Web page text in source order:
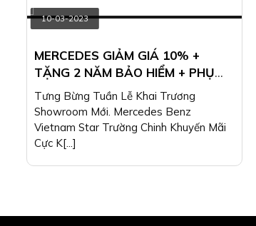
MERCEDES GIẢM GIÁ 10% +
TẶNG 2 NĂM BẢO HIỂM + PHỤ
KIỆN CHÍNH HÃNG
10-03-2023
Tưng Bừng Tuần Lễ Khai Trương
Showroom Mới. Mercedes Benz
Vietnam Star Trường Chinh Khuyến Mãi
Cực K[...]